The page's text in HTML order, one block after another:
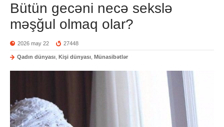
Bütün gecəni necə sekslə
məşğul olmaq olar?
2026 may 22 27448
Qadın dünyası Kişi dünyası Münasibətlər